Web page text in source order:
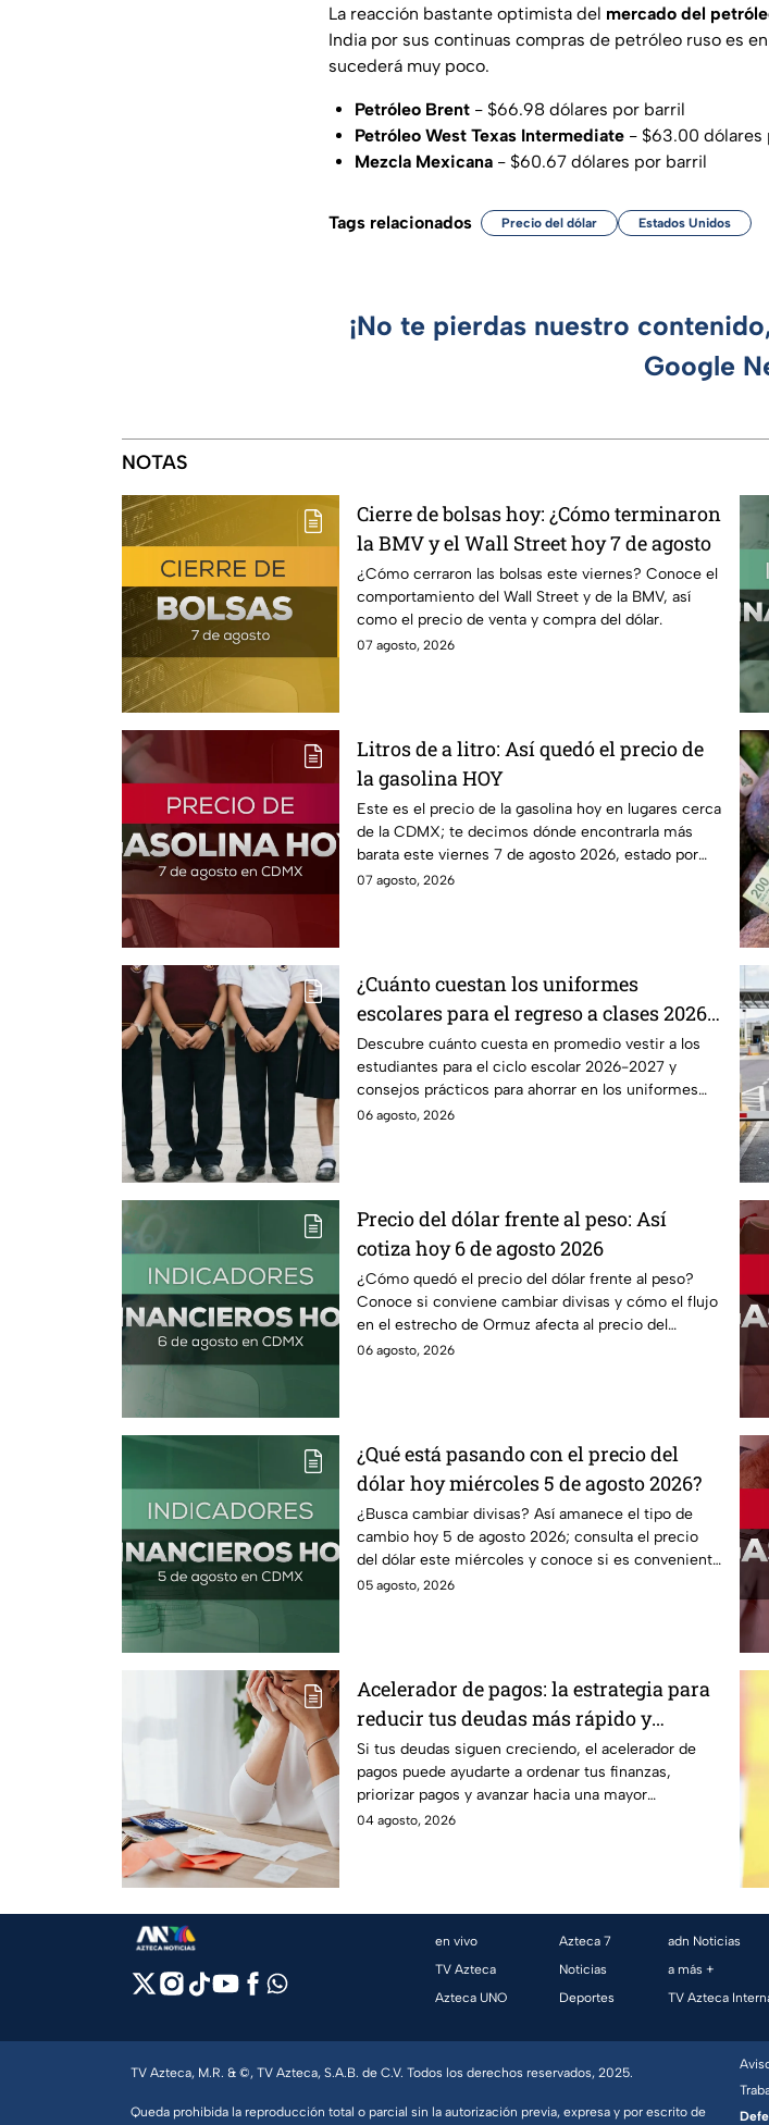
La reacción bastante optimista del mercado del
India por sus continuas compras de petróleo ruso es
sucederá muy poco.
Petróleo Brent - $66.98 dólares por barril
Petróleo West Texas Intermediate - $63.00 dólares
Mezcla Mexicana - $60.67 dólares por barril
Tags relacionados Precio del dólar Estados Unidos
¡No te pierdas nuestro
Google
NOTAS
Cierre de bolsas hoy: ¿Cómo terminaron
la BMV y el Wall Street hoy 7 de agosto
¿Cómo cerraron las bolsas este viernes? Conoce el
comportamiento del Wall Street y de la BMV, así
como el precio de venta y compra del dólar.
07 agosto, 2026
Litros de a litro: Así quedó el precio de
la gasolina HOY
Este es el precio de la gasolina hoy en lugares cerca
de la CDMX; te decimos dónde encontrarla más
barata este viernes 7 de agosto 2026, estado por
estado.
07 agosto, 2026
¿Cuánto cuestan los uniformes
escolares para el regreso a clases 2026,
según su grado?
Descubre cuánto cuesta en promedio vestir a los
estudiantes para el ciclo escolar 2026-2027 y
consejos prácticos para ahorrar en los uniformes
escolares.
06 agosto, 2026
Precio del dólar frente al peso: Así
cotiza hoy 6 de agosto 2026
¿Cómo quedó el precio del dólar frente al peso?
Conoce si conviene cambiar divisas y cómo el flujo
en el estrecho de Ormuz afecta al precio del
petróleo.
06 agosto, 2026
¿Qué está pasando con el precio del
dólar hoy miércoles 5 de agosto 2026?
¿Busca cambiar divisas? Así amanece el tipo de
cambio hoy 5 de agosto 2026; consulta el precio
del dólar este miércoles y conoce si es conveniente
comprar.
05 agosto, 2026
Acelerador de pagos: la estrategia para
reducir tus deudas más rápido y
recuperar el control de tus finanzas
Si tus deudas siguen creciendo, el acelerador de
pagos puede ayudarte a ordenar tus finanzas,
priorizar pagos y avanzar hacia una mayor
tranquilidad económica.
04 agosto, 2026
en vivo
TV Azteca
Azteca UNO
Azteca 7
Noticias
Deportes
adn Noticias
a más +
TV Azteca
TV Azteca, M.R. & ©, TV Azteca, S.A.B. de C.V. Todos los derechos reservados, 2025.
Queda prohibida la reproducción total o parcial sin la autorización previa, expresa y por escrito de